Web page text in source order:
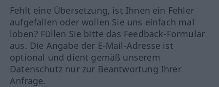
Fehlt eine Übersetzung, ist Ihnen ein Fehler
aufgefallen oder wollen Sie uns einfach mal
loben? Füllen Sie bitte das Feedback-Formular
aus. Die Angabe der E-Mail-Adresse ist
optional und dient gemäß unserem
Datenschutz nur zur Beantwortung Ihrer
Anfrage.